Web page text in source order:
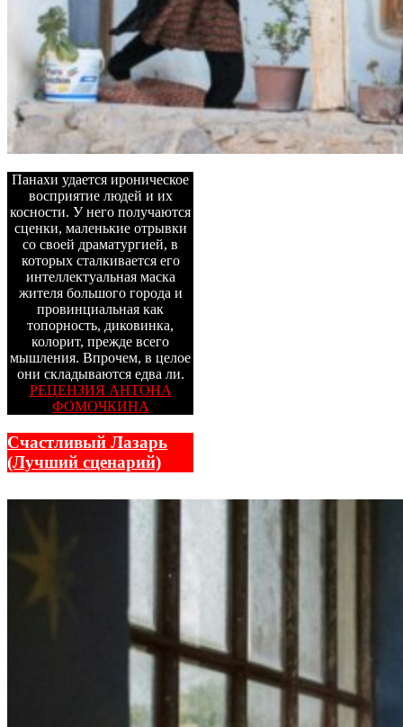
Панахи удается ироническое
восприятие людей и их
косности. У него получаются
сценки, маленькие отрывки
со своей драматургией, в
которых сталкивается его
интеллектуальная маска
жителя большого города и
провинциальная как
топорность, диковинка,
колорит, прежде всего
мышления. Впрочем, в целое
они складываются едва ли.
РЕЦЕНЗИЯ АНТОНА
ФОМОЧКИНА
Счастливый Лазарь
(Лучший сценарий)